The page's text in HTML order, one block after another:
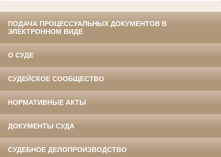
ПОДАЧА ПРОЦЕССУАЛЬНЫХ ДОКУМЕНТОВ В
ЭЛЕКТРОННОМ ВИДЕ
О СУДЕ
СУДЕЙСКОЕ СООБЩЕСТВО
НОРМАТИВНЫЕ АКТЫ
ДОКУМЕНТЫ СУДА
СУДЕБНОЕ ДЕЛОПРОИЗВОДСТВО